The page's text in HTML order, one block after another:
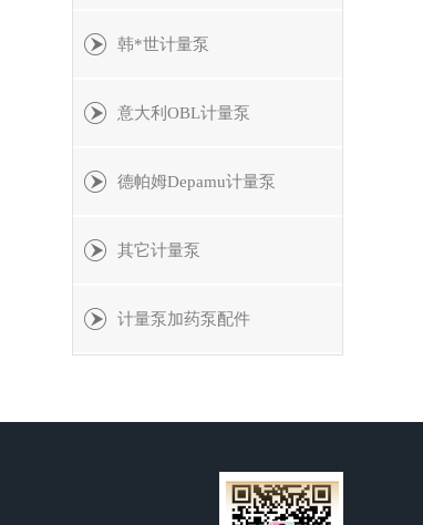
韩*世计量泵
意大利OBL计量泵
德帕姆Depamu计量泵
其它计量泵
计量泵加药泵配件